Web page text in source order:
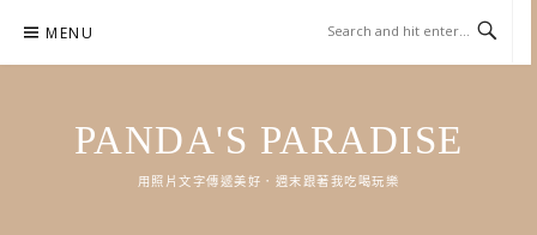
content
MENU
PANDA'S PARADISE
用照片文字傳遞美好．週末跟著我吃喝玩樂